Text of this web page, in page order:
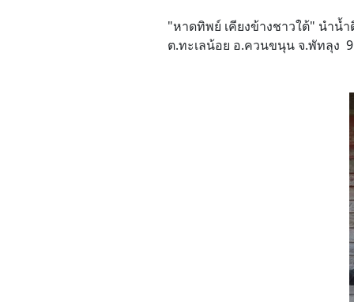
"หาดทิพย์ เคียงข้างชาวใต้" นำน้
ต.ทะเลน้อย อ.ควนขนุน จ.พัทลุง